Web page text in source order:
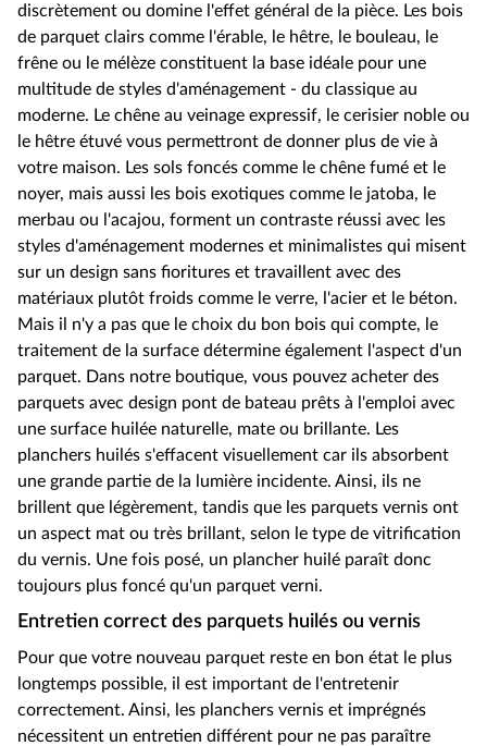
discrètement ou domine l'effet général de la pièce. Les bois
de parquet clairs comme l'érable, le hêtre, le bouleau, le
frêne ou le mélèze constituent la base idéale pour une
multitude de styles d'aménagement - du classique au
moderne. Le chêne au veinage expressif, le cerisier noble ou
le hêtre étuvé vous permettront de donner plus de vie à
votre maison. Les sols foncés comme le chêne fumé et le
noyer, mais aussi les bois exotiques comme le jatoba, le
merbau ou l'acajou, forment un contraste réussi avec les
styles d'aménagement modernes et minimalistes qui misent
sur un design sans fioritures et travaillent avec des
matériaux plutôt froids comme le verre, l'acier et le béton.
Mais il n'y a pas que le choix du bon bois qui compte, le
traitement de la surface détermine également l'aspect d'un
parquet. Dans notre boutique, vous pouvez acheter des
parquets avec design pont de bateau prêts à l'emploi avec
une surface huilée naturelle, mate ou brillante. Les
planchers huilés s'effacent visuellement car ils absorbent
une grande partie de la lumière incidente. Ainsi, ils ne
brillent que légèrement, tandis que les parquets vernis ont
un aspect mat ou très brillant, selon le type de vitrification
du vernis. Une fois posé, un plancher huilé paraît donc
toujours plus foncé qu'un parquet verni.
Entretien correct des parquets huilés ou vernis
Pour que votre nouveau parquet reste en bon état le plus
longtemps possible, il est important de l'entretenir
correctement. Ainsi, les planchers vernis et imprégnés
nécessitent un entretien différent pour ne pas paraître